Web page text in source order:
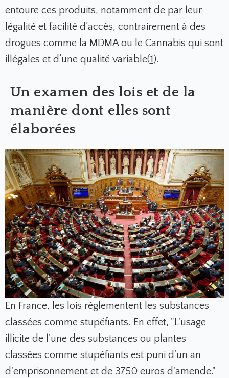
entoure ces produits, notamment de par leur
légalité et facilité d’accès, contrairement à des
drogues comme la MDMA ou le Cannabis qui sont
illégales et d’une qualité variable(1).
Un examen des lois et de la
manière dont elles sont
élaborées
En France, les lois réglementent les substances
classées comme stupéfiants. En effet, "L'usage
illicite de l'une des substances ou plantes
classées comme stupéfiants est puni d'un an
d'emprisonnement et de 3750 euros d'amende."